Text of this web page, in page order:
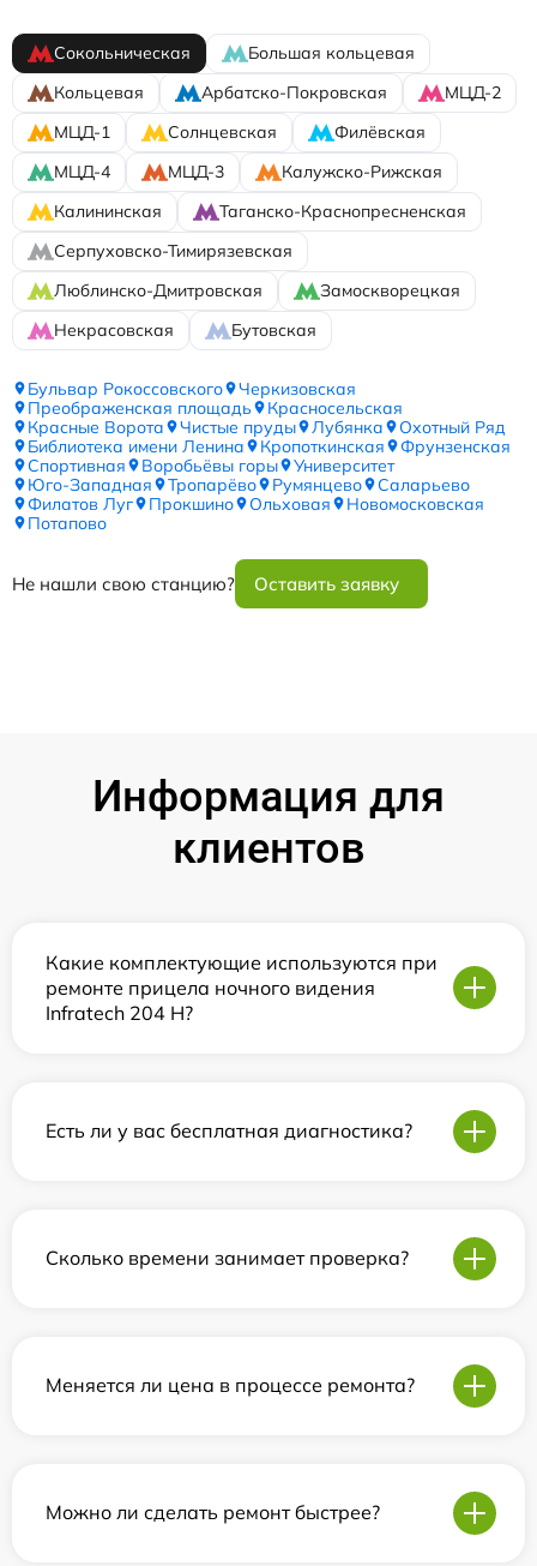
Сокольническая
Большая кольцевая
Кольцевая
Арбатско-Покровская
МЦД-2
МЦД-1
Солнцевская
Филёвская
МЦД-4
МЦД-3
Калужско-Рижская
Калининская
Таганско-Краснопресненская
Серпуховско-Тимирязевская
Люблинско-Дмитровская
Замоскворецкая
Некрасовская
Бутовская
Бульвар Рокоссовского
Черкизовская
Преображенская площадь
Красносельская
Красные Ворота
Чистые пруды Лубянка
Охотный Ряд
Библиотека имени Ленина
Кропоткинская
Фрунзенская
Спортивная
Воробьёвы горы
Университет
Юго-Западная
Тропарёво Румянцево
Саларьево
Филатов Луг
Прокшино Ольховая
Новомосковская
Потапово
Не нашли свою станцию? Оставить заявку
Информация для
клиентов
Какие комплектующие используются при
ремонте прицела ночного видения
Infratech 204 Н?
Есть ли у вас бесплатная диагностика?
Сколько времени занимает проверка?
Меняется ли цена в процессе ремонта?
Можно ли сделать ремонт быстрее?